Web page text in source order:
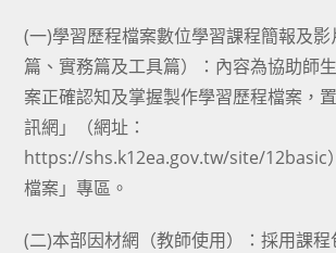
(一)學習歷程檔案數位學習課程簡報及
篇、實務篇及工具篇）：內容為協助師
案正確認知及掌握製作學習歷程檔案，
訊網」（網址：
https://shs.k12ea.gov.tw/site/12basic
檔案」專區。
(二)本部因材網（教師使用）：採用課